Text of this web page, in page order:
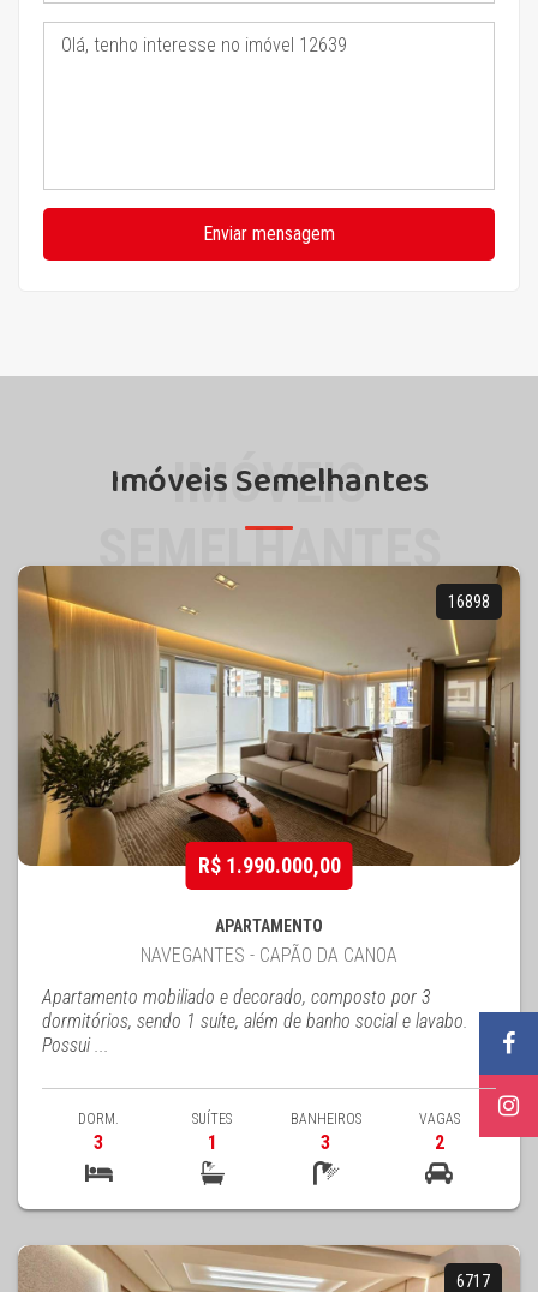
Enviar mensagem
Imóveis Semelhantes
IMÓVEIS
SEMELHANTES
16898
R$ 1.990.000,00
APARTAMENTO
NAVEGANTES - CAPÃO DA CANOA
Apartamento mobiliado e decorado, composto por 3
dormitórios, sendo 1 suíte, além de banho social e lavabo.
Possui ...
DORM.
3
SUÍTES
1
BANHEIROS
3
VAGAS
2
6717